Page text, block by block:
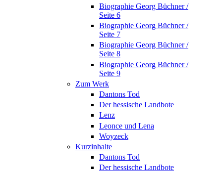
Biographie Georg Büchner /
Seite 6
Biographie Georg Büchner /
Seite 7
Biographie Georg Büchner /
Seite 8
Biographie Georg Büchner /
Seite 9
Zum Werk
Dantons Tod
Der hessische Landbote
Lenz
Leonce und Lena
Woyzeck
Kurzinhalte
Dantons Tod
Der hessische Landbote